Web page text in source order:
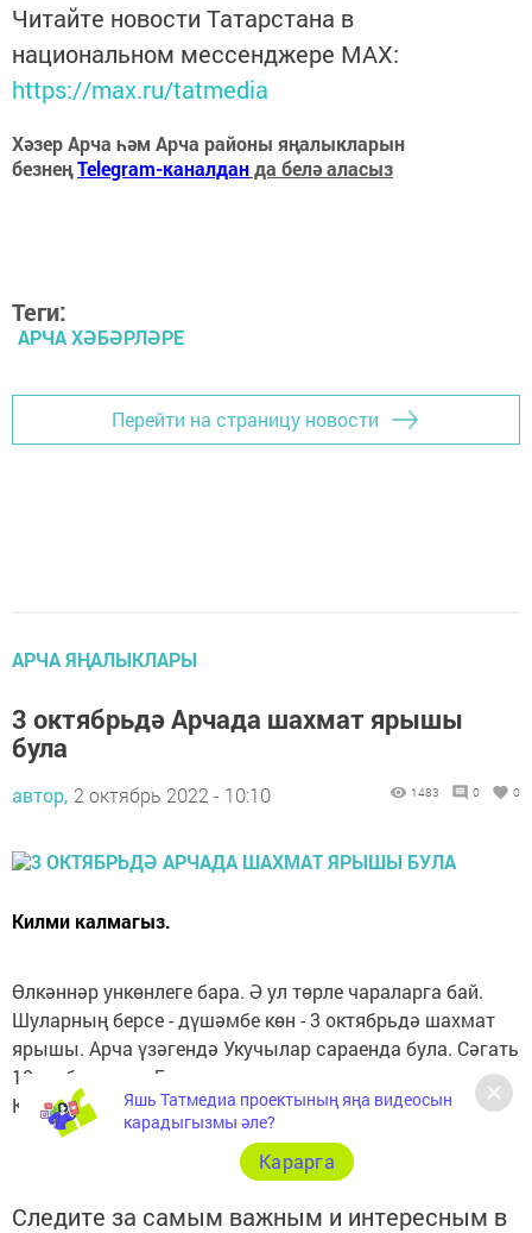
Читайте новости Татарстана в
национальном мессенджере MАХ:
https://max.ru/tatmedia
Хәзер Арча һәм Арча районы яңалыкларын
безнеңTelegram-каналданда белә аласыз
Теги:
АРЧА ХӘБӘРЛӘРЕ
Перейти на страницу новости
АРЧА ЯҢАЛЫКЛАРЫ
3 октябрьдә Арчада шахмат ярышы
була
автор, 2 октябрь 2022 - 10:10 1483 0 0
Килми калмагыз.
Өлкәннәр ункөнлеге бара. Ә ул төрле чараларга бай.
Шуларның берсе - дүшәмбе көн - 3 октябрьдә шахмат
ярышы. Арча үзәгендә Укучылар сараенда була. Сәгать
10 да башлана. Билгеле, иртәрәк килергә кирәк.
Көтәбез! Һәм уңышлар!
Следите за самым важным и интересным в
Яшь Татмедиа проектының яңа видеосын
карадыгызмы әле?
Карарга